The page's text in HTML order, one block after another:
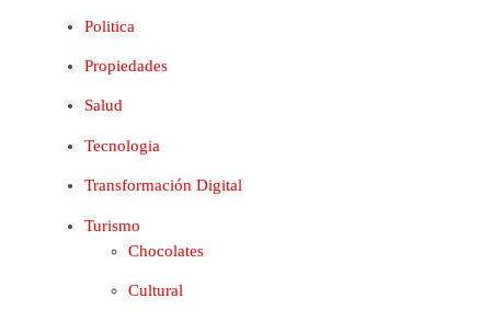
Politica
Propiedades
Salud
Tecnologia
Transformación Digital
Turismo
Chocolates
Cultural